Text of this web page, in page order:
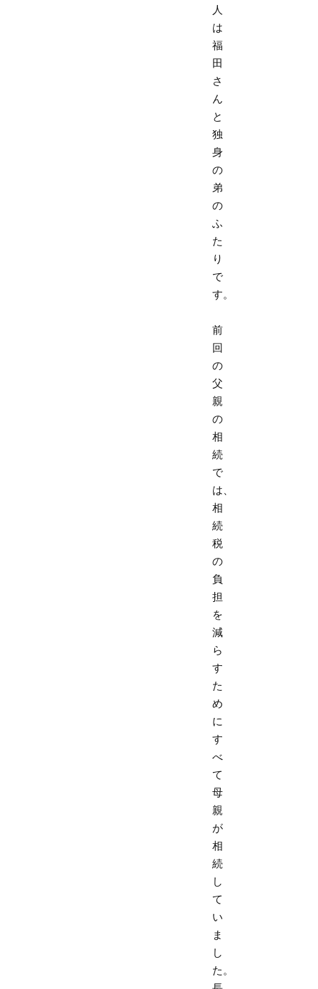
人
は
福
田
さ
ん
と
独
身
の
弟
の
ふ
た
り
で
す。
前
回
の
父
親
の
相
続
で
は、
相
続
税
の
負
担
を
減
ら
す
た
め
に
す
べ
て
母
親
が
相
続
し
て
い
ま
し
た。